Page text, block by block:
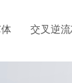
交叉逆